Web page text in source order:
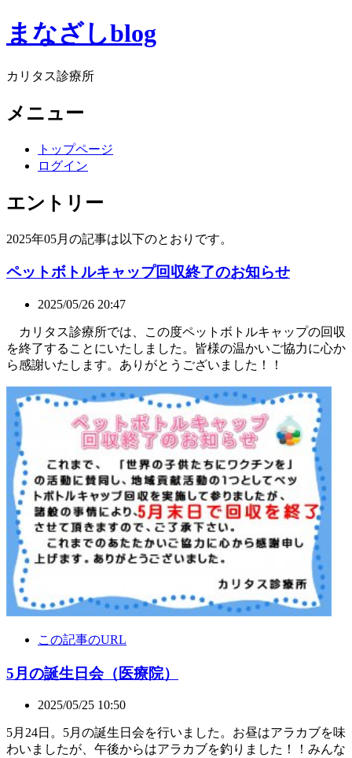
まなざしblog
カリタス診療所
メニュー
トップページ
ログイン
エントリー
2025年05月の記事は以下のとおりです。
ペットボトルキャップ回収終了のお知らせ
2025/05/26 20:47
カリタス診療所では、この度ペットボトルキャップの回収
を終了することにいたしました。皆様の温かいご協力に心か
ら感謝いたします。ありがとうございました！！
この記事のURL
5月の誕生日会（医療院）
2025/05/25 10:50
5月24日。5月の誕生日会を行いました。お昼はアラカブを味
わいましたが、午後からはアラカブを釣りました！！みんな